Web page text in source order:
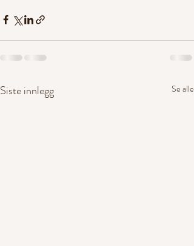
Siste innlegg Se alle